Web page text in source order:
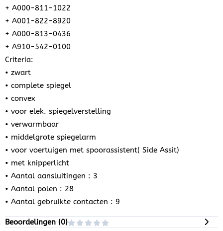
+ A000-811-1022
+ A001-822-8920
+ A000-813-0436
+ A910-542-0100
Criteria:
• zwart
• complete spiegel
• convex
• voor elek. spiegelverstelling
• verwarmbaar
• middelgrote spiegelarm
• voor voertuigen met spoorassistent( Side Assit)
• met knipperlicht
• Aantal aansluitingen : 3
• Aantal polen : 28
• Aantal gebruikte contacten : 9
Beoordelingen (0)